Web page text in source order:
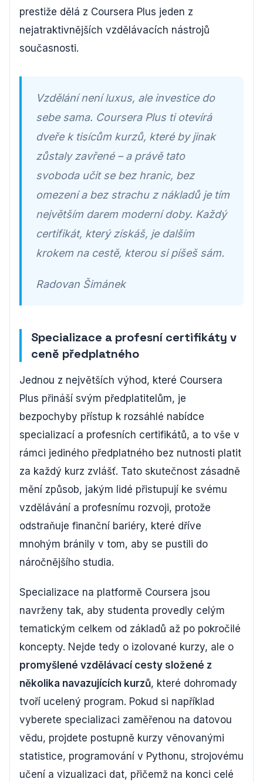
prestiže dělá z Coursera Plus jeden z
nejatraktivnějších vzdělávacích nástrojů
současnosti.
Vzdělání není luxus, ale investice do
sebe sama. Coursera Plus ti otevírá
dveře k tisícům kurzů, které by jinak
zůstaly zavřené – a právě tato
svoboda učit se bez hranic, bez
omezení a bez strachu z nákladů je tím
největším darem moderní doby. Každý
certifikát, který získáš, je dalším
krokem na cestě, kterou si píšeš sám.
Radovan Šimánek
Specializace a profesní certifikáty v
ceně předplatného
Jednou z největších výhod, které Coursera
Plus přináší svým předplatitelům, je
bezpochyby přístup k rozsáhlé nabídce
specializací a profesních certifikátů, a to vše v
rámci jediného předplatného bez nutnosti platit
za každý kurz zvlášť. Tato skutečnost zásadně
mění způsob, jakým lidé přistupují ke svému
vzdělávání a profesnímu rozvoji, protože
odstraňuje finanční bariéry, které dříve
mnohým bránily v tom, aby se pustili do
náročnějšího studia.
Specializace na platformě Coursera jsou
navrženy tak, aby studenta provedly celým
tematickým celkem od základů až po pokročilé
koncepty. Nejde tedy o izolované kurzy, ale o
promyšlené vzdělávací cesty složené z
několika navazujících kurzů, které dohromady
tvoří ucelený program. Pokud si například
vyberete specializaci zaměřenou na datovou
vědu, projdete postupně kurzy věnovanými
statistice, programování v Pythonu, strojovému
učení a vizualizaci dat, přičemž na konci celé